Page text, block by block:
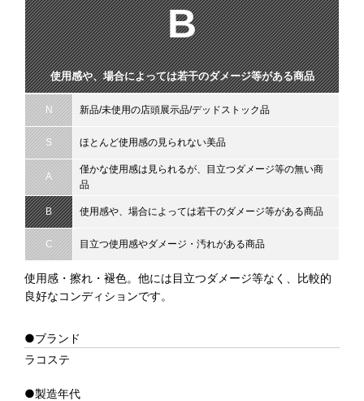
B
使用感や、場合によっては若干のダメージ等がある商品
N 新品/未使用の店頭展示品/デッドストック品
S ほとんど使用感の見られない美品
A
僅かな使用感は見られるが、目立つダメージ等の無い商
品
B 使用感や、場合によっては若干のダメージ等がある商品
C 目立つ使用感やダメージ・汚れがある商品
使用感・擦れ・褪色。他には目立つダメージ等なく、比較的
良好なコンディションです。
●ブランド
ラコステ
●製造年代